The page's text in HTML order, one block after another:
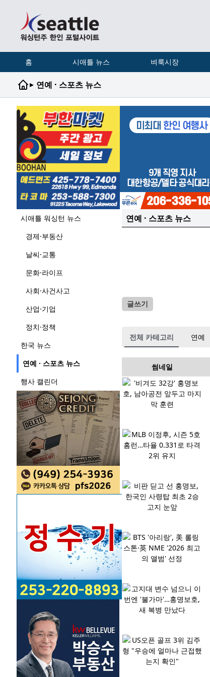
홈 시애틀 뉴스 벼룩시장
▸ 연예 · 스포츠 뉴스
시애틀 워싱턴 뉴스
경제·부동산
날씨·교통
문화·라이프
사회·사건사고
산업·기업
정치·정책
한국 뉴스
연예 · 스포츠 뉴스
행사 캘린더
연예 · 스포츠 뉴스
글쓰기
전체 카테고리 연예
썸네일